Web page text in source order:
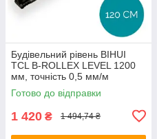
Будівельний рівень BIHUI
TCL B-ROLLEX LEVEL 1200
мм, точність 0,5 мм/м
Готово до відправки
1 420 ₴ 1 494,74 ₴